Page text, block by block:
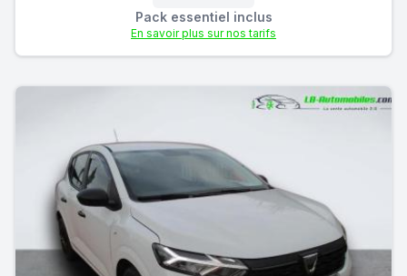
Pack essentiel inclus
En savoir plus sur nos tarifs